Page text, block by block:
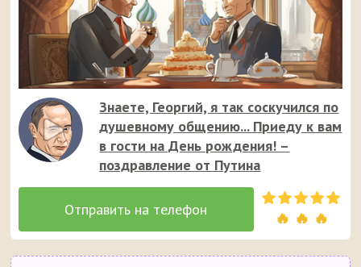
Знаете, Георгий, я так соскучился по
душевному общению... Приеду к вам
в гости на День рождения! –
поздравление от Путина
🔥 🔥 🔥